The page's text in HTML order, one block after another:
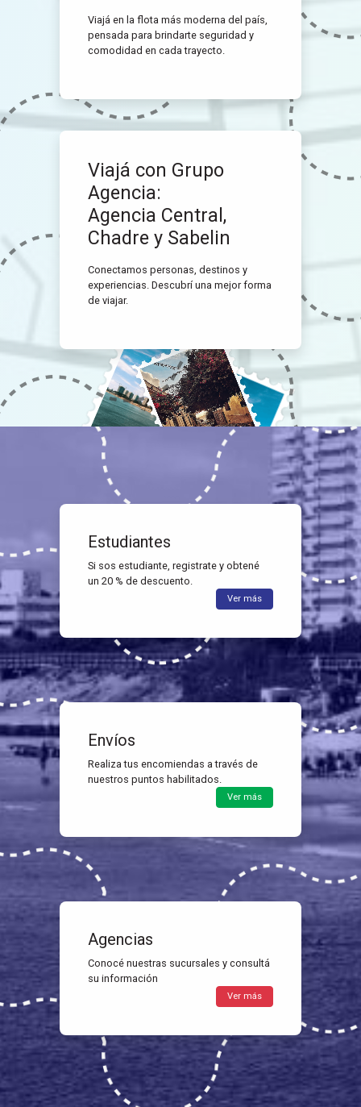
Viajá en la flota más moderna del país,
pensada para brindarte seguridad y
comodidad en cada trayecto.
Viajá con Grupo
Agencia:
Agencia Central,
Chadre y Sabelin
Conectamos personas, destinos y
experiencias. Descubrí una mejor forma
de viajar.
Estudiantes
Si sos estudiante, registrate y obtené
un 20 % de descuento.
Ver más
Envíos
Realiza tus encomiendas a través de
nuestros puntos habilitados.
Ver más
Agencias
Conocé nuestras sucursales y consultá
su información
Ver más